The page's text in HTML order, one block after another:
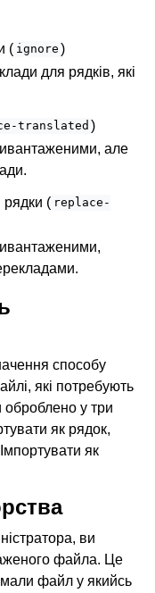
( ignore )
для рядків, які
translated )
але
рядки ( replace-
способу
які потребують
оброблено у три
як рядок,
як
ви
файла. Це
файл у якийсь